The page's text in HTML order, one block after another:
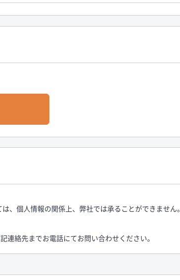
、個人情報の関係上、弊社では承ることができません。
連絡先までお電話にてお問い合わせください。